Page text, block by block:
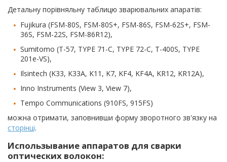
Детальну порівняльну таблицю зварювальних апаратів:
Fujikura (FSM-80S, FSM-80S+, FSM-86S, FSM-62S+, FSM-
36S, FSM-22S, FSM-86R12),
Sumitomo (T-57, TYPE 71-C, TYPE 72-C, T-400S, TYPE
201e-VS),
Ilsintech (K33, K33A, K11, K7, KF4, KF4A, KR12, KR12A),
Inno Instruments (View 3, View 7),
Tempo Communications (910FS, 915FS)
можна отримати, заповнивши форму зворотного зв'язку на
сторінці.
Использывание аппаратов для сварки
оптических волокон: